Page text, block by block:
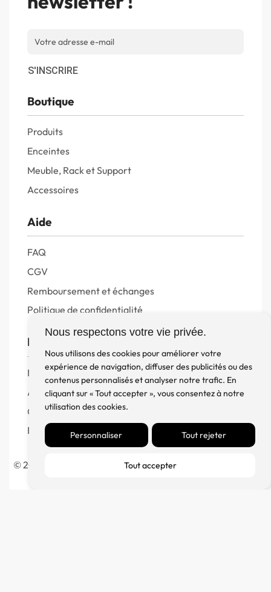
Nous respectons votre vie privée.
Nous utilisons des cookies pour améliorer votre
expérience de navigation, diffuser des publicités ou des
contenus personnalisés et analyser notre trafic. En
cliquant sur « Tout accepter », vous consentez à notre
utilisation des cookies.
Personnaliser Tout rejeter
Tout accepter
S'INSCRIRE
Boutique
Produits
Enceintes
Meuble, Rack et Support
Accessoires
Aide
FAQ
CGV
Remboursement et échanges
Politique de confidentialité
FM Diffusion
Mentions Légales
À propos
Contact
Blog
© 2023 France Major Diffusion – Fait avec ♥ par l’